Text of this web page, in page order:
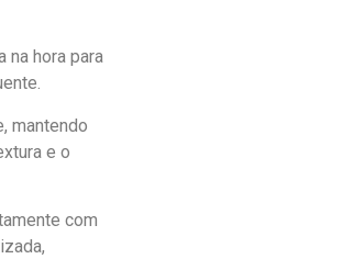
na hora para
mantendo
e o
com